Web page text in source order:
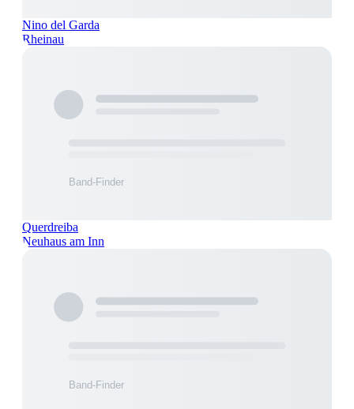
Nino del Garda
Rheinau
Querdreiba
Neuhaus am Inn